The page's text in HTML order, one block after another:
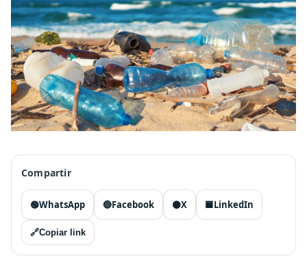
Compartir
🟢WhatsApp 🔵Facebook ⚫X 🟦LinkedIn
🔗Copiar link